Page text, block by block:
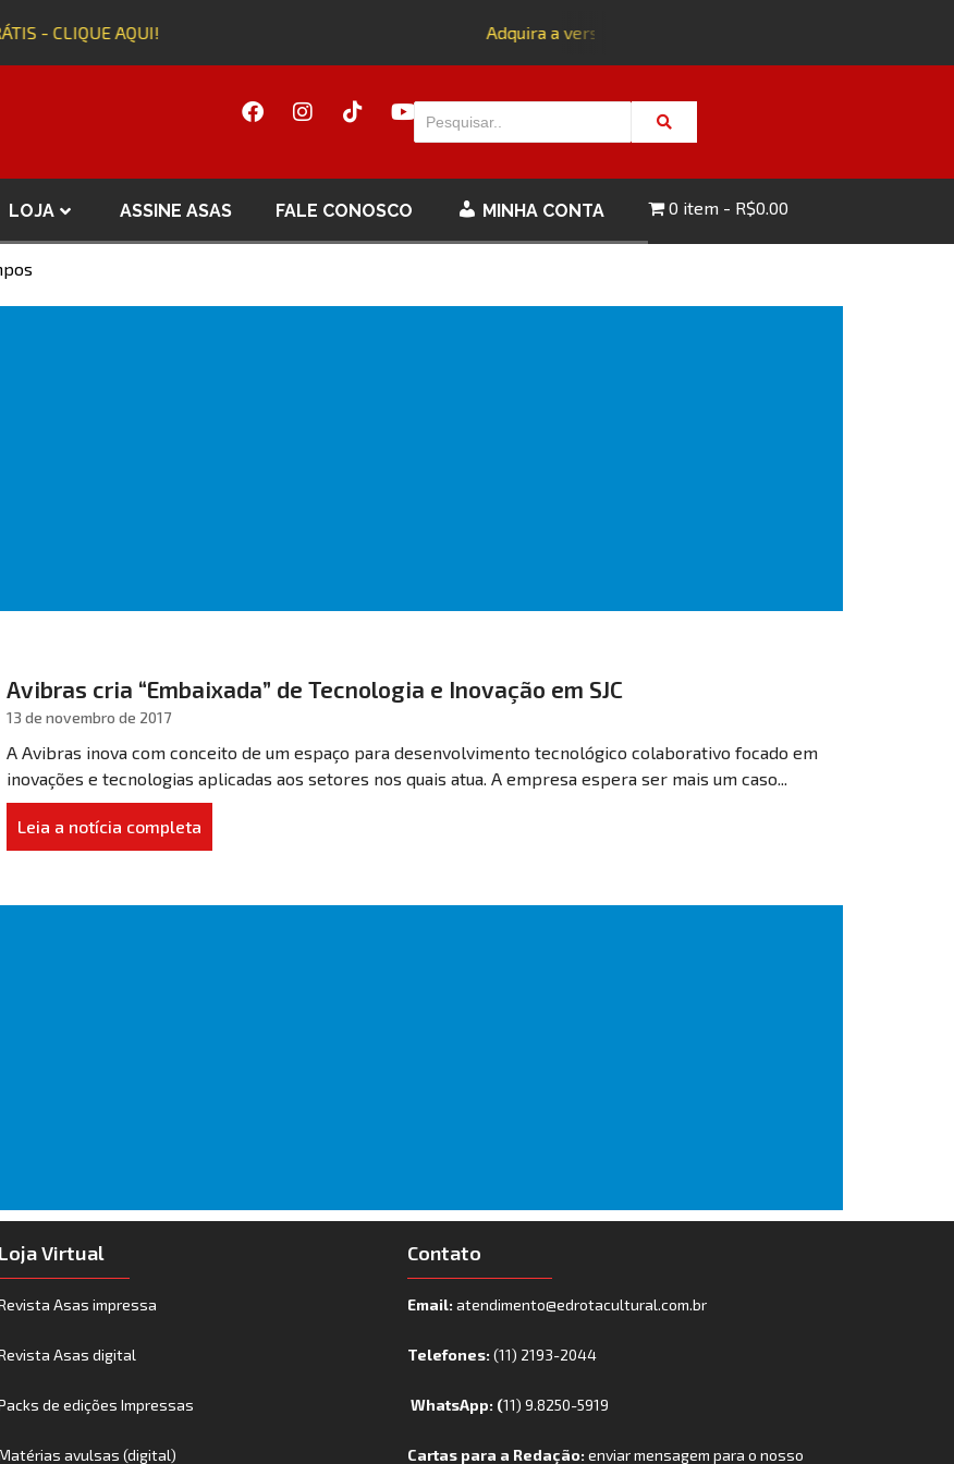
- CLIQUE AQUI! Adquira a versão impressa da edição 143 com FRETE
LOJA ASSINE ASAS FALE CONOSCO MINHA CONTA 0 item R$0.00
Avibras cria “Embaixada” de Tecnologia e Inovação em SJC
13 de novembro de 2017
A Avibras inova com conceito de um espaço para desenvolvimento tecnológico colaborativo focado em
inovações e tecnologias aplicadas aos setores nos quais atua. A empresa espera ser mais um caso...
Leia a notícia completa
Loja Virtual
Asas impressa
Asas digital
de edições Impressas
avulsas (digital)
Contato
Email:atendimento@edrotacultural.com.br
Telefones:(11) 2193-2044
WhatsApp: (11) 9.8250-5919
Cartas para a Redação:enviar mensagem para o nosso